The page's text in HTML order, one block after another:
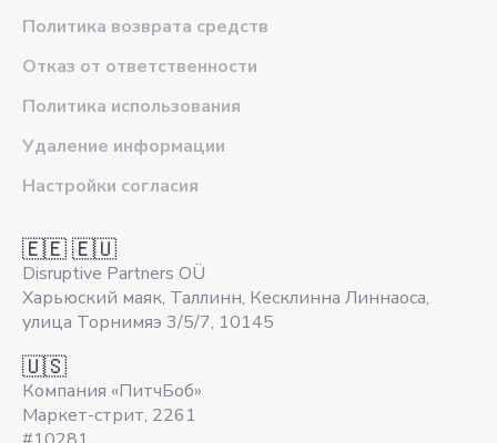
Политика возврата средств
Отказ от ответственности
Политика использования
Удаление информации
Настройки согласия
🇪🇪 🇪🇺
Disruptive Partners OÜ
Харьюский маяк, Таллинн, Кесклинна Линнаоса,
улица Торнимяэ 3/5/7, 10145
🇺🇸
Компания «ПитчБоб»
Маркет-стрит, 2261